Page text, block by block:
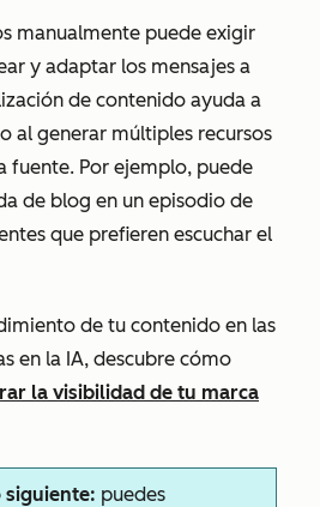
manualmente puede exigir
y adaptar los mensajes a
de contenido ayuda a
al generar múltiples recursos
fuente. Por ejemplo, puede
de blog en un episodio de
que prefieren escuchar el
de tu contenido en las
en la IA, descubre cómo
la visibilidad de tu marca
siguiente: puedes